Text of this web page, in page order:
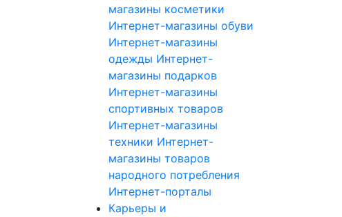
магазины косметики
Интернет-магазины обуви
Интернет-магазины
одежды Интернет-
магазины подарков
Интернет-магазины
спортивных товаров
Интернет-магазины
техники Интернет-
магазины товаров
народного потребления
Интернет-порталы
Карьеры и